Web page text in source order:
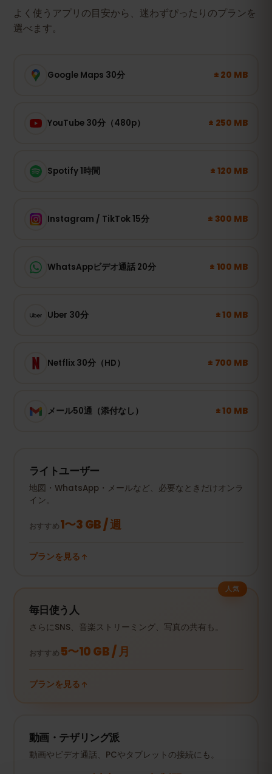
よく使うアプリの目安から、迷わずぴったりのプランを
選べます。
Google Maps 30分 ± 20 MB
YouTube 30分（480p） ± 250 MB
Spotify 1時間 ± 120 MB
Instagram / TikTok 15分 ± 300 MB
WhatsAppビデオ通話 20分 ± 100 MB
Uber 30分 ± 10 MB
Netflix 30分（HD） ± 700 MB
メール50通（添付なし） ± 10 MB
ライトユーザー
地図・WhatsApp・メールなど、必要なときだけオンラ
イン。
おすすめ1〜3 GB / 週
プランを見る
人気
毎日使う人
さらにSNS、音楽ストリーミング、写真の共有も。
おすすめ 5〜10 GB / 月
プランを見る
動画・テザリング派
動画やビデオ通話、PCやタブレットの接続にも。